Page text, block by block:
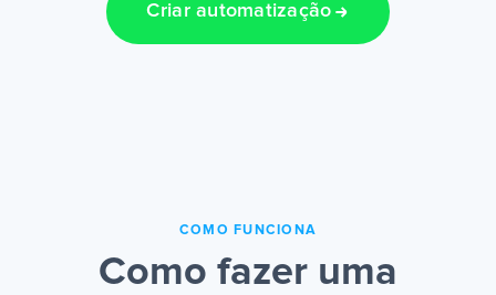
Criar automatização
COMO FUNCIONA
Como fazer uma